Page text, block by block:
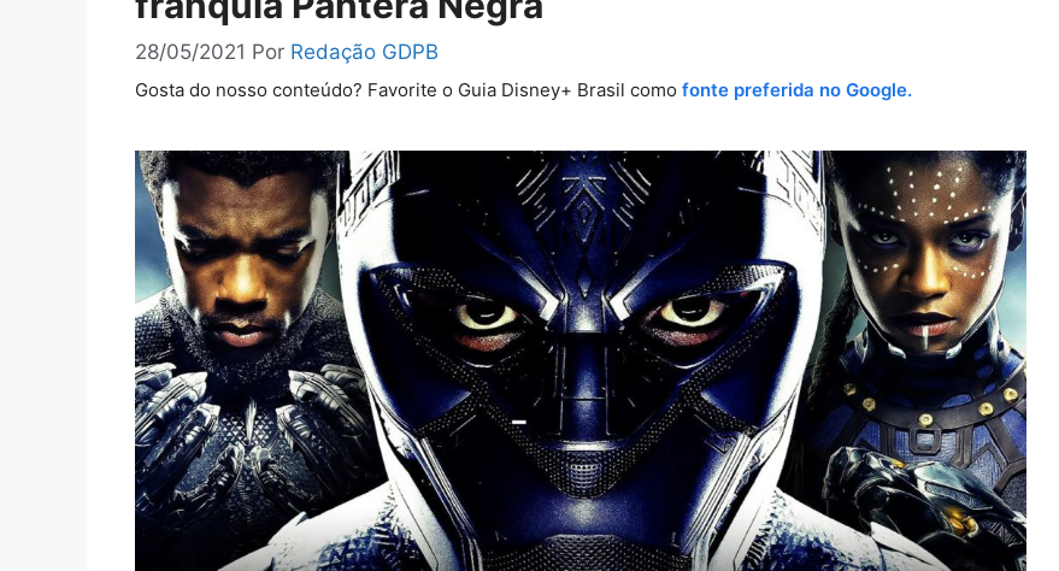
28/05/2021 Por Redação GDPB
Gosta do nosso conteúdo? Favorite o Guia Disney+ Brasil como fonte preferida no Google.